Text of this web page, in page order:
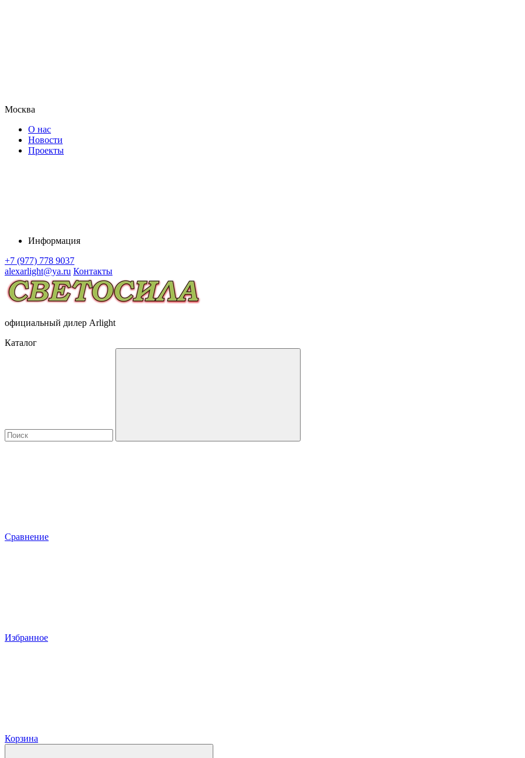
Москва
О нас
Новости
Проекты
Информация
+7 (977) 778 9037
alexarlight@ya.ru Контакты
официальный дилер Arlight
Каталог
Сравнение
Избранное
Корзина